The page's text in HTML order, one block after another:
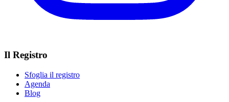
Il Registro
Sfoglia il registro
Agenda
Blog